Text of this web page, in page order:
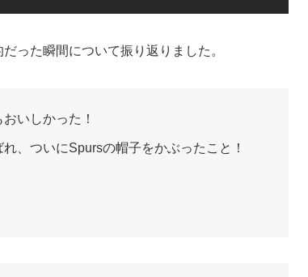
った瞬間について振り返りました。
いしかった！
、ついにSpursの帽子をかぶったこと！